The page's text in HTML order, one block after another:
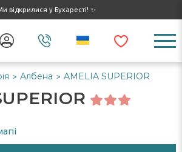
відкрилися у Бухаресті! ✨
> Албена > AMELIA SUPERIOR